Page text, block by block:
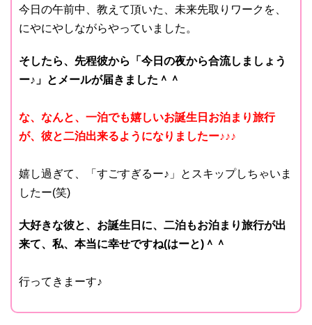
今日の午前中、教えて頂いた、未来先取りワークを、
にやにやしながらやっていました。
そしたら、先程彼から「今日の夜から合流しましょう
ー♪」とメールが届きました＾＾
な、なんと、一泊でも嬉しいお誕生日お泊まり旅行
が、彼と二泊出来るようになりましたー♪♪♪
嬉し過ぎて、「すごすぎるー♪」とスキップしちゃいま
したー(笑)
大好きな彼と、お誕生日に、二泊もお泊まり旅行が出
来て、私、本当に幸せですね(はーと)＾＾
行ってきまーす♪